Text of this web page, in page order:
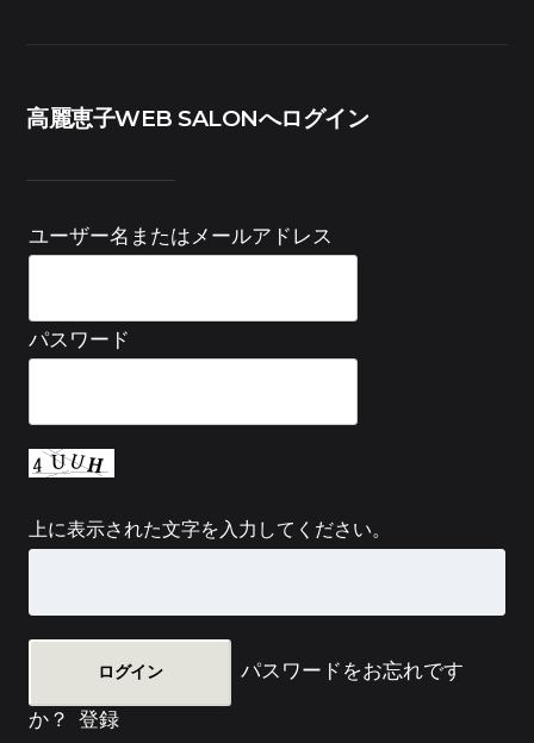
高麗恵子WEB SALONへログイン
ユーザー名またはメールアドレス
パスワード
上に表示された文字を入力してください。
パスワードをお忘れです
か？ 登録